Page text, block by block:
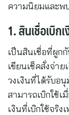
ความนิยมและพ
1. สินเชื่อเบิ
เป็นสินเชื่อที่ผูก
เขียนเช็คสั่งจ่า
วงเงินที่ได้รับอ
สามารถเบิกใช้เ
เงินที่เบิกใช้จริง